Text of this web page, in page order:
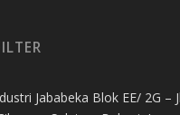
Jababeka Blok EE/ 2G –